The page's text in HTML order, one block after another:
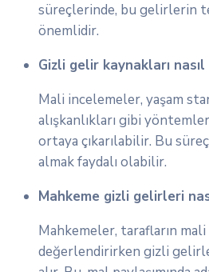
süreçlerinde, bu gelirlerin
önemlidir.
Gizli gelir kaynakları
Mali incelemeler, yaşam
alışkanlıkları gibi
ortaya çıkarılabilir. Bu
almak faydalı olabilir.
Mahkeme gizli gelirleri
Mahkemeler, tarafların
değerlendirirken gizli